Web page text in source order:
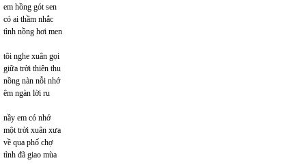
em hồng gót sen
có ai thầm nhắc
tình nồng hơi men
tôi nghe xuân gọi
giữa trời thiên thu
nồng nàn nỗi nhớ
êm ngàn lời ru
nầy em có nhớ
một trời xuân xưa
về qua phố chợ
tình đã giao mùa